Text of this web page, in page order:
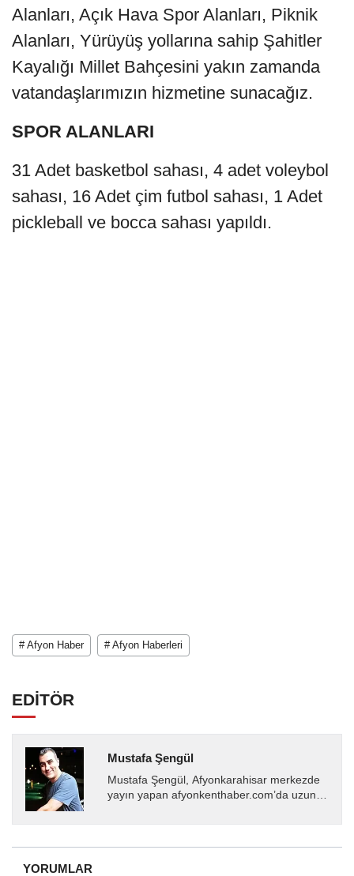
Alanları, Açık Hava Spor Alanları, Piknik
Alanları, Yürüyüş yollarına sahip Şahitler
Kayalığı Millet Bahçesini yakın zamanda
vatandaşlarımızın hizmetine sunacağız.
SPOR ALANLARI
31 Adet basketbol sahası, 4 adet voleybol
sahası, 16 Adet çim futbol sahası, 1 Adet
pickleball ve bocca sahası yapıldı.
# Afyon Haber # Afyon Haberleri
EDİTÖR
Mustafa Şengül
Mustafa Şengül, Afyonkarahisar merkezde
yayın yapan afyonkenthaber.com’da uzun
almakta, haber akışı...
YORUMLAR